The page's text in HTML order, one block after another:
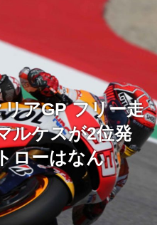
アGP フリー走
ルケスが2位発
ローはなん